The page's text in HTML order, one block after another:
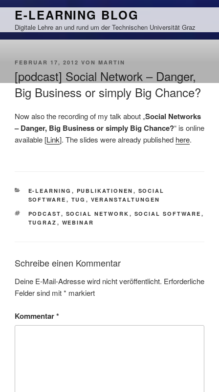
Zum
springen
E-LEARNING BLOG
Digitale Lehre an und rund um der Technischen Universität Graz
VERÖFFENTLICHT
FEBRUAR 17, 2012 VON MARTIN
[podcast] Social Network – Danger,
Big Business or simply Big Chance?
Now also the recording of my talk about „Social Networks
– Danger, Big Business or simply Big Chance?“ is online
available [Link]. The slides were already published here.
KATEGORIEN
E-LEARNING , PUBLIKATIONEN , SOCIAL
SOFTWARE , TUG , VERANSTALTUNGEN
SCHLAGWÖRTER
PODCAST, SOCIAL NETWORK , SOCIAL SOFTWARE ,
TUGRAZ , WEBINAR
Schreibe einen Kommentar
Deine E-Mail-Adresse wird nicht veröffentlicht. Erforderliche
Felder sind mit* markiert
Kommentar*